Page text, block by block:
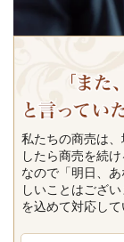
私たちの商売は
したら商売を続
なので「明日、
しいことはござ
を込めて対応して